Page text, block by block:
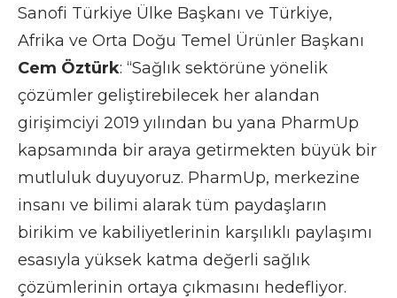
Sanofi Türkiye Ülke Başkanı ve Türkiye,
Afrika ve Orta Doğu Temel Ürünler Başkanı
Cem Öztürk: “Sağlık sektörüne yönelik
çözümler geliştirebilecek her alandan
girişimciyi 2019 yılından bu yana PharmUp
kapsamında bir araya getirmekten büyük bir
mutluluk duyuyoruz. PharmUp, merkezine
insanı ve bilimi alarak tüm paydaşların
birikim ve kabiliyetlerinin karşılıklı paylaşımı
esasıyla yüksek katma değerli sağlık
çözümlerinin ortaya çıkmasını hedefliyor.